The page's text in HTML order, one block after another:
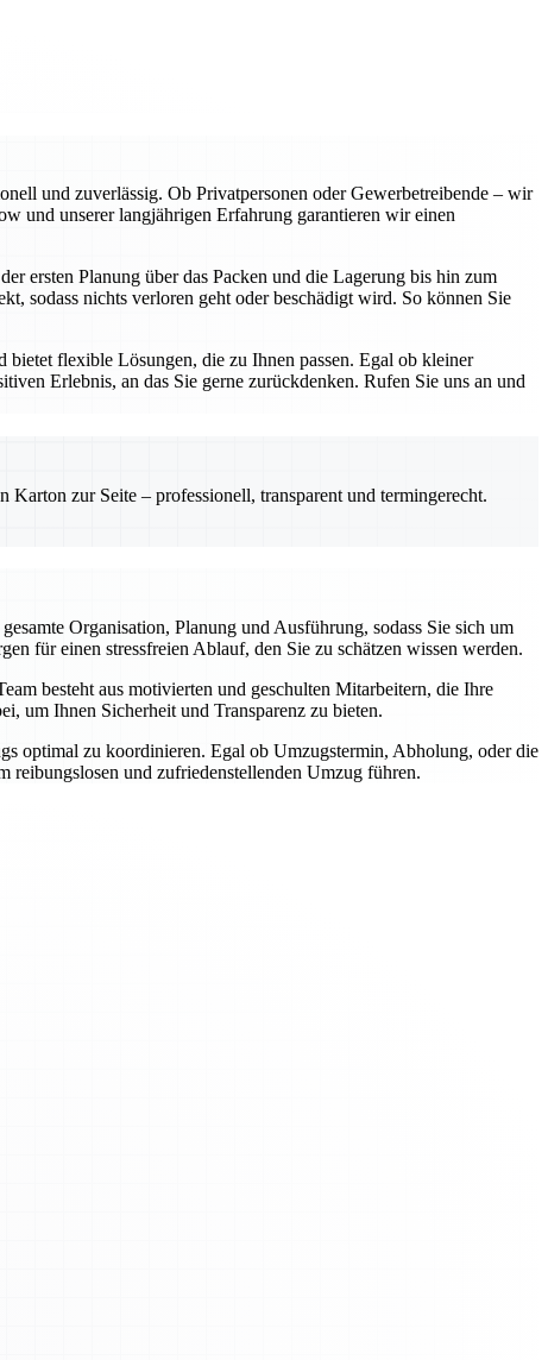
und zuverlässig. Ob Privatpersonen oder Gewerbetreibende – wir
und unserer langjährigen Erfahrung garantieren wir einen
ersten Planung über das Packen und die Lagerung bis hin zum
sodass nichts verloren geht oder beschädigt wird. So können Sie
flexible Lösungen, die zu Ihnen passen. Egal ob kleiner
Erlebnis, an das Sie gerne zurückdenken. Rufen Sie uns an und
Karton zur Seite – professionell, transparent und termingerecht.
Organisation, Planung und Ausführung, sodass Sie sich um
für einen stressfreien Ablauf, den Sie zu schätzen wissen werden.
besteht aus motivierten und geschulten Mitarbeitern, die Ihre
um Ihnen Sicherheit und Transparenz zu bieten.
optimal zu koordinieren. Egal ob Umzugstermin, Abholung, oder die
reibungslosen und zufriedenstellenden Umzug führen.